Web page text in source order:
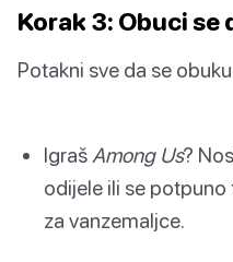
Korak 3: Obuci
Potakni sve da se
Igraš Among Us?
odijele ili se
za vanzemaljce.